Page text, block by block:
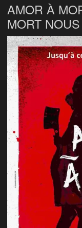
AMOR À
MORT